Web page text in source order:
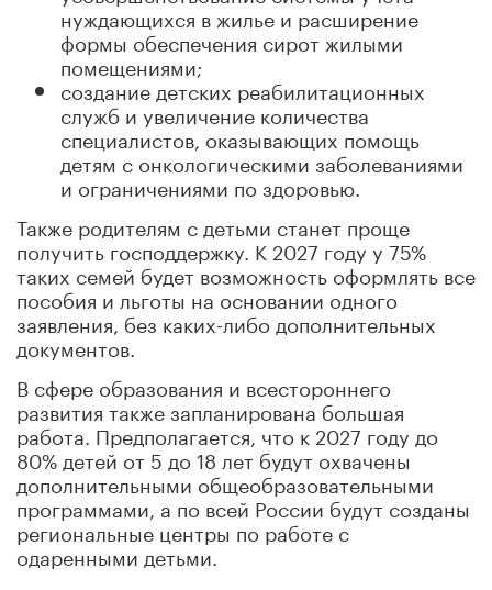
нуждающихся в жилье и расширение
формы обеспечения сирот жилыми
помещениями;
создание детских реабилитационных
служб и увеличение количества
специалистов, оказывающих помощь
детям с онкологическими заболеваниями
и ограничениями по здоровью.
Также родителям с детьми станет проще
получить господдержку. К 2027 году у 75%
таких семей будет возможность оформлять все
пособия и льготы на основании одного
заявления, без каких-либо дополнительных
документов.
В сфере образования и всестороннего
развития также запланирована большая
работа. Предполагается, что к 2027 году до
80% детей от 5 до 18 лет будут охвачены
дополнительными общеобразовательными
программами, а по всей России будут созданы
региональные центры по работе с
одаренными детьми.